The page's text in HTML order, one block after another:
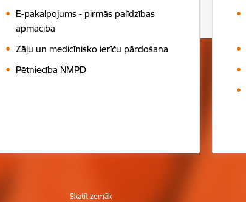
E-pakalpojums - pirmās palīdzības
apmācība
Zāļu un medicīnisko ierīču pārdošana
Pētniecība NMPD
Skatīt zemāk